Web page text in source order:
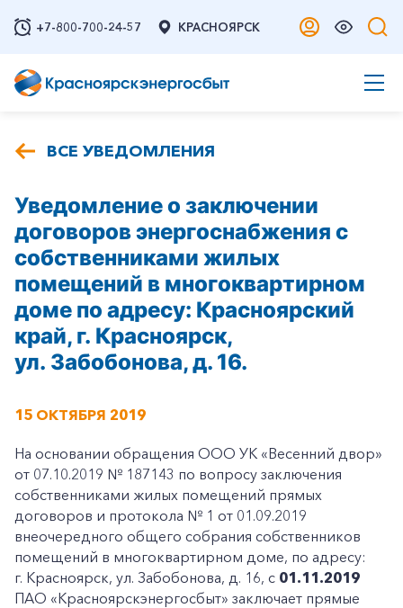
+7-800-700-24-57 КРАСНОЯРСК
ВСЕ УВЕДОМЛЕНИЯ
Уведомление о заключении
договоров энергоснабжения с
собственниками жилых
помещений в многоквартирном
доме по адресу: Красноярский
край, г. Красноярск,
ул. Забобонова, д. 16.
15 ОКТЯБРЯ 2019
На основании обращения ООО УК «Весенний двор»
от 07.10.2019 № 187143 по вопросу заключения
собственниками жилых помещений прямых
договоров и протокола № 1 от 01.09.2019
внеочередного общего собрания собственников
помещений в многоквартирном доме, по адресу:
г. Красноярск, ул. Забобонова, д. 16, с 01.11.2019
ПАО «Красноярскэнергосбыт» заключает прямые